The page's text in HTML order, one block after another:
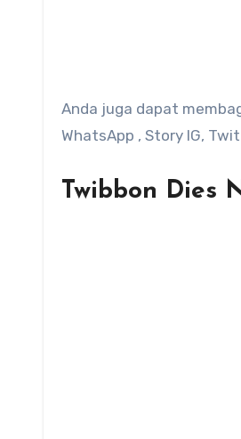
Anda juga dapat
WhatsApp , Story IG,
Twibbon Dies